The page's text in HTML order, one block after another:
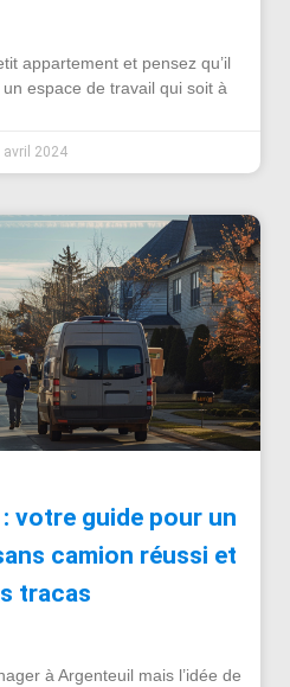
appartement et pensez qu’il
espace de travail qui soit à
avril 2024
votre guide pour un
camion réussi et
tracas
à Argenteuil mais l’idée de